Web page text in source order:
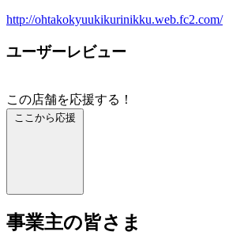
http://ohtakokyuukikurinikku.web.fc2.com/
ユーザーレビュー
この店舗を応援する！
ここから応援
事業主の皆さま